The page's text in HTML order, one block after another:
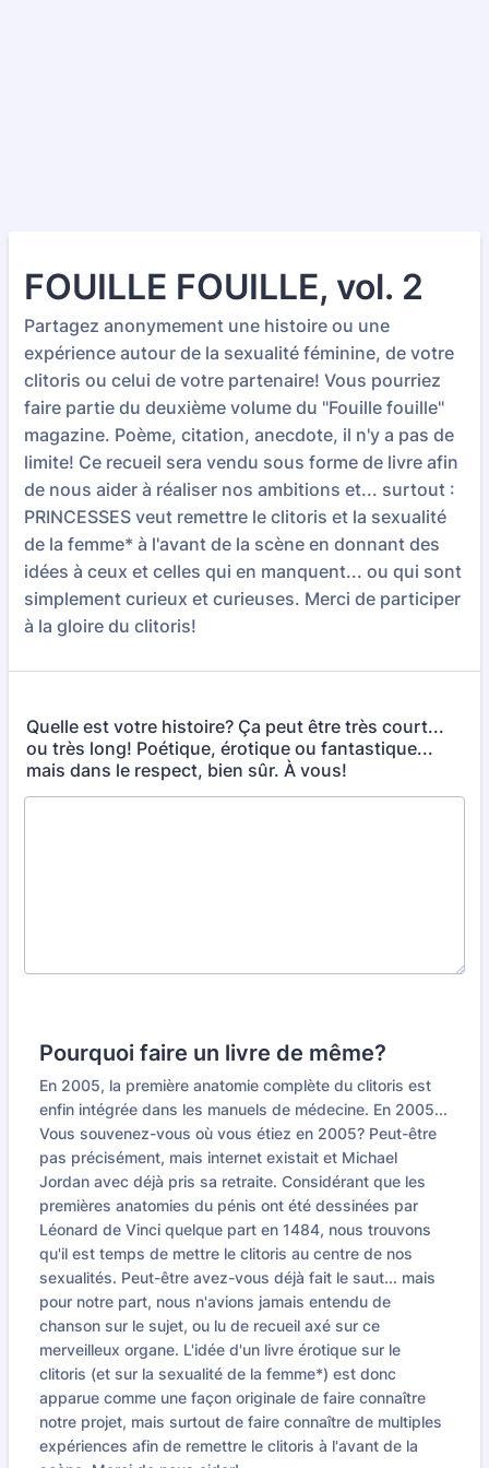
FOUILLE FOUILLE, vol. 2
Partagez anonymement une histoire ou une
expérience autour de la sexualité féminine, de votre
clitoris ou celui de votre partenaire! Vous pourriez
faire partie du deuxième volume du "Fouille fouille"
magazine. Poème, citation, anecdote, il n'y a pas de
limite! Ce recueil sera vendu sous forme de livre afin
de nous aider à réaliser nos ambitions et... surtout :
PRINCESSES veut remettre le clitoris et la sexualité
de la femme* à l'avant de la scène en donnant des
idées à ceux et celles qui en manquent... ou qui sont
simplement curieux et curieuses. Merci de participer
à la gloire du clitoris!
Quelle est votre histoire? Ça peut être très court...
ou très long! Poétique, érotique ou fantastique...
mais dans le respect, bien sûr. À vous!
Pourquoi faire un livre de même?
En 2005, la première anatomie complète du clitoris est
enfin intégrée dans les manuels de médecine. En 2005...
Vous souvenez-vous où vous étiez en 2005? Peut-être
pas précisément, mais internet existait et Michael
Jordan avec déjà pris sa retraite. Considérant que les
premières anatomies du pénis ont été dessinées par
Léonard de Vinci quelque part en 1484, nous trouvons
qu'il est temps de mettre le clitoris au centre de nos
sexualités. Peut-être avez-vous déjà fait le saut... mais
pour notre part, nous n'avions jamais entendu de
chanson sur le sujet, ou lu de recueil axé sur ce
merveilleux organe. L'idée d'un livre érotique sur le
clitoris (et sur la sexualité de la femme*) est donc
apparue comme une façon originale de faire connaître
notre projet, mais surtout de faire connaître de multiples
expériences afin de remettre le clitoris à l'avant de la